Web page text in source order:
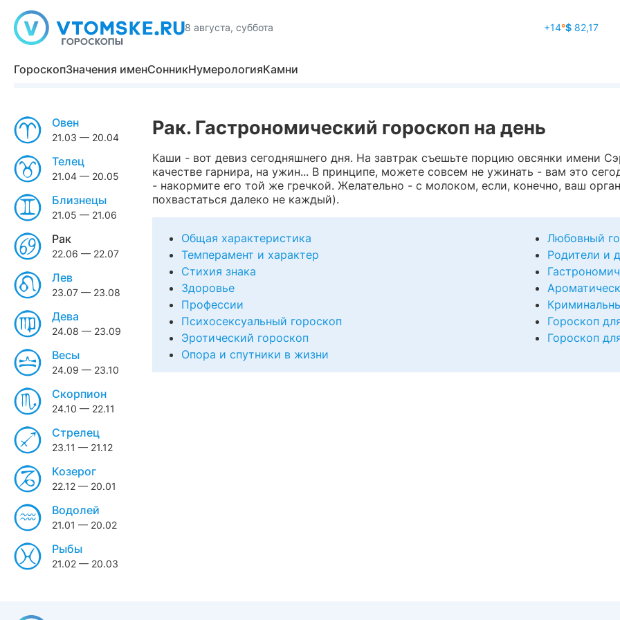
8 августа, суббота +14°$82,17
ГороскопЗначения именСонникНумерологияКамни
Овен
21.03 — 20.04
Телец
21.04 — 20.05
Близнецы
21.05 — 21.06
Рак
22.06 — 22.07
Лев
23.07 — 23.08
Дева
24.08 — 23.09
Весы
24.09 — 23.10
Скорпион
24.10 — 22.11
Стрелец
23.11 — 21.12
Козерог
22.12 — 20.01
Водолей
21.01 — 20.02
Рыбы
21.02 — 20.03
Рак. Гастрономический гороскоп на день
Каши - вот девиз сегодняшнего дня. На завтрак съешьте порцию овсянки имени
качестве гарнира, на ужин... В принципе, можете совсем не ужинать - вам это
- накормите его той же гречкой. Желательно - с молоком, если, конечно, ваш
похвастаться далеко не каждый).
Общая характеристика
Темперамент и характер
Стихия знака
Здоровье
Профессии
Психосексуальный гороскоп
Эротический гороскоп
Опора и спутники в жизни
Любовный
Родители и
Гороскоп
Гороскоп